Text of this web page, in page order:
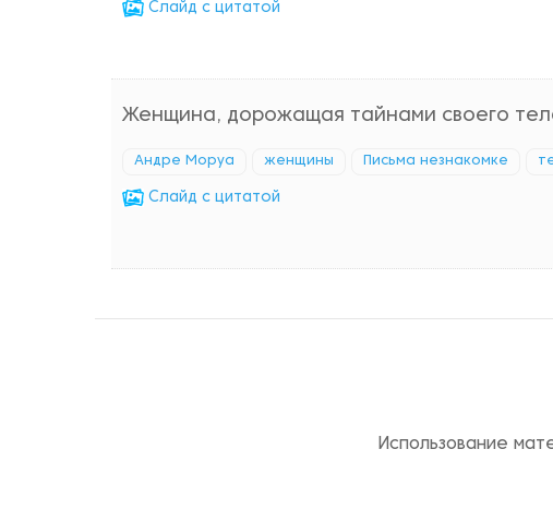
Cлайд с цитатой
Женщина, дорожащая тайнами своего
Андре Моруа женщины Письма незнакомке
Cлайд с цитатой
Использование